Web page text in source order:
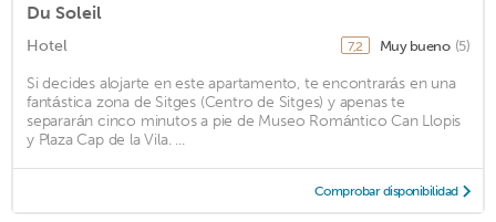
Du Soleil
Hotel 7,2 Muy bueno (5)
Si decides alojarte en este apartamento, te encontrarás en una
fantástica zona de Sitges (Centro de Sitges) y apenas te
separarán cinco minutos a pie de Museo Romántico Can Llopis
y Plaza Cap de la Vila. ...
Comprobar disponibilidad